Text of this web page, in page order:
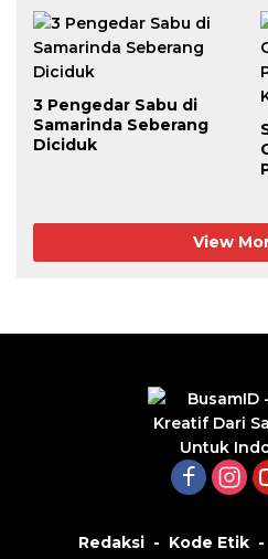
dari Dalam Lapas
3 Pengedar Sabu di
Samarinda Seberang
Diciduk
View
Redaksi Kode Etik